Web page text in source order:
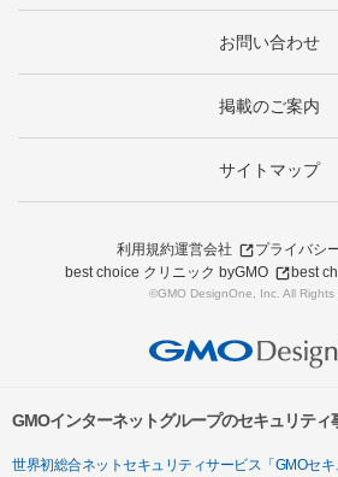
お問い合わせ
掲載のご案内
サイトマップ
利用規約運営会社
プライバシ
best choice クリニック byGMO
best
©GMO DesignOne, Inc. All Rights
GMOインターネットグループのセキュリティ
世界初総合ネットセキュリティサービス「GMOセキ